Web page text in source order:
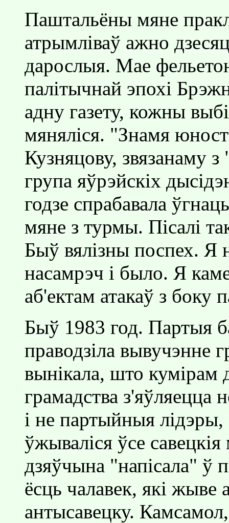
Паштальёны мяне
атрымлiваў ажно
дарослыя. Мае
палiтычнай эпохi
адну газету, кожны
мянялiся. "Знамя
Кузняцову, звязанаму
група яўрэйскiх
годзе спрабавала
мяне з турмы. Пiсалi
Быў вялiзны поспех. Я
насамрэч i было. Я
аб'ектам атакаў з боку
Быў 1983 год. Партыя
праводзiла вывучэнне
вынiкала, што кумiрам
грамадства
i не партыйныя лiдэры,
ўжывалiся ўсе
дзяўчына "напiсала" ў
ёсць чалавек, якi жыве
антысавецку.